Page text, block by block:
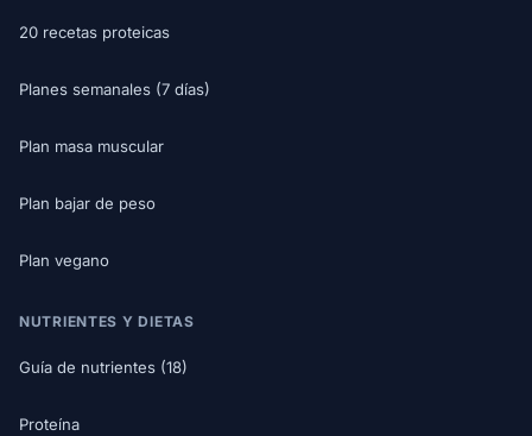
20 recetas proteicas
Planes semanales (7 días)
Plan masa muscular
Plan bajar de peso
Plan vegano
NUTRIENTES Y DIETAS
Guía de nutrientes (18)
Proteína